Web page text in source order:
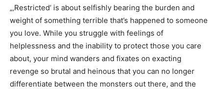
„‚Restricted‘ is about selfishly bearing the burden and
weight of something terrible that’s happened to someone
you love. While you struggle with feelings of
helplessness and the inability to protect those you care
about, your mind wanders and fixates on exacting
revenge so brutal and heinous that you can no longer
differentiate between the monsters out there, and the